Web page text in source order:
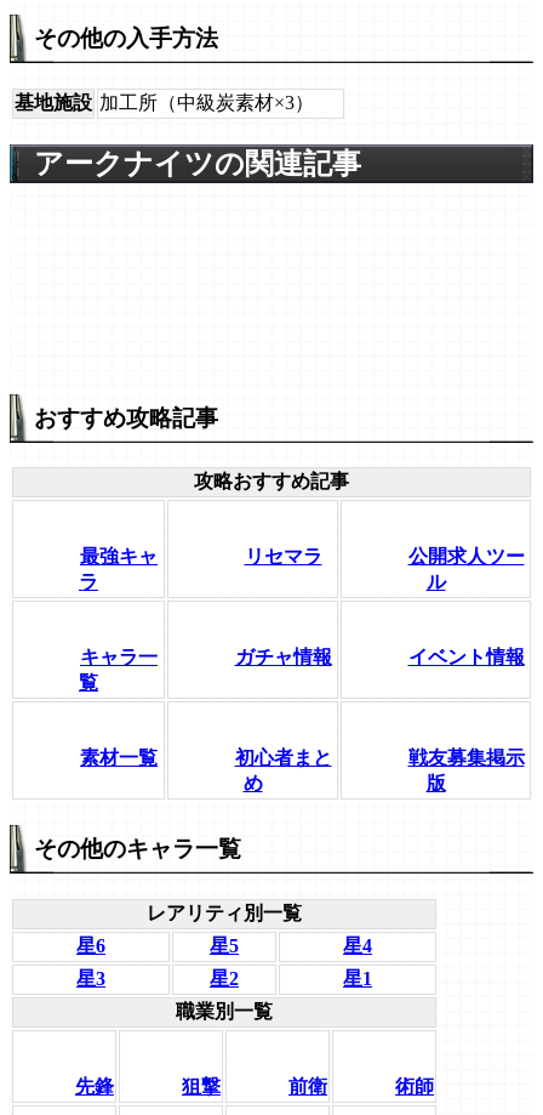
その他の入手方法
基地施設 加工所（中級炭素材×3）
アークナイツの関連記事
おすすめ攻略記事
攻略おすすめ記事
最強キャ
ラ
リセマラ
公開求人ツー
ル
キャラ一
覧
ガチャ情報 イベント情報
素材一覧
初心者まと
め
戦友募集掲示
版
その他のキャラ一覧
レアリティ別一覧
星6
星5
星4
星3
星2
星1
職業別一覧
先鋒 狙撃 前衛 術師